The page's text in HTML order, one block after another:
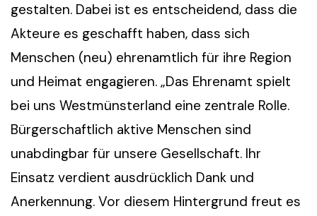
gestalten. Dabei ist es entscheidend, dass die
Akteure es geschafft haben, dass sich
Menschen (neu) ehrenamtlich für ihre Region
und Heimat engagieren. „Das Ehrenamt spielt
bei uns Westmünsterland eine zentrale Rolle.
Bürgerschaftlich aktive Menschen sind
unabdingbar für unsere Gesellschaft. Ihr
Einsatz verdient ausdrücklich Dank und
Anerkennung. Vor diesem Hintergrund freut es